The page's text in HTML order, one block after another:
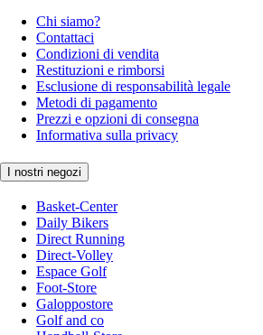
Chi siamo?
Contattaci
Condizioni di vendita
Restituzioni e rimborsi
Esclusione di responsabilità legale
Metodi di pagamento
Prezzi e opzioni di consegna
Informativa sulla privacy
I nostri negozi
Basket-Center
Daily Bikers
Direct Running
Direct-Volley
Espace Golf
Foot-Store
Galoppostore
Golf and co